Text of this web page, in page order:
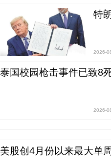
特
2026-
泰国校园枪击事件已致8
2026-
美股创4月份以来最大单